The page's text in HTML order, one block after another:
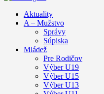
Aktuality
A – Mužstvo
Správy
Súpiska
Mládež
Pre Rodičov
Výber U19
Výber U15
Výber U13